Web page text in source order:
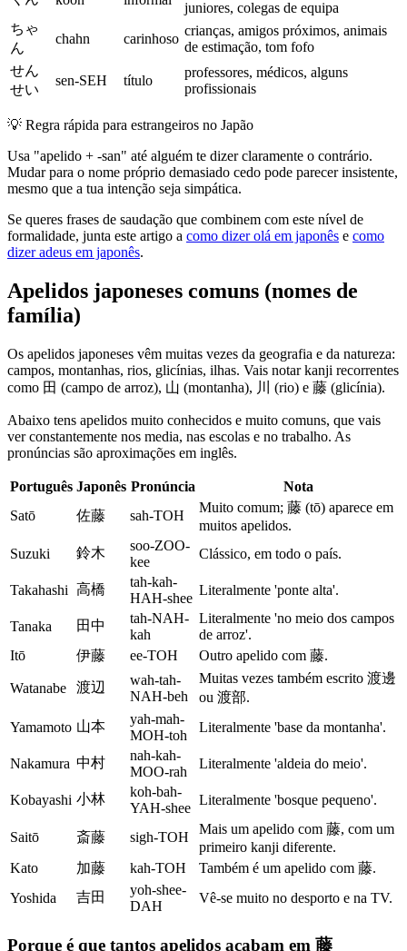
juniores, colegas de equipa
ちゃ
ん
chahn carinhoso
crianças, amigos próximos, animais
de estimação, tom fofo
せん
せい
sen-SEH título
professores, médicos, alguns
profissionais
💡 Regra rápida para estrangeiros no Japão
Usa "apelido + -san" até alguém te dizer claramente o contrário.
Mudar para o nome próprio demasiado cedo pode parecer insistente,
mesmo que a tua intenção seja simpática.
Se queres frases de saudação que combinem com este nível de
formalidade, junta este artigo a como dizer olá em japonês e como
dizer adeus em japonês.
Apelidos japoneses comuns (nomes de
família)
Os apelidos japoneses vêm muitas vezes da geografia e da natureza:
campos, montanhas, rios, glicínias, ilhas. Vais notar kanji recorrentes
como 田 (campo de arroz), 山 (montanha), 川 (rio) e 藤 (glicínia).
Abaixo tens apelidos muito conhecidos e muito comuns, que vais
ver constantemente nos media, nas escolas e no trabalho. As
pronúncias são aproximações em inglês.
Português Japonês Pronúncia
Nota
Satō
佐藤 sah-TOH
Muito comum; 藤 (tō) aparece em
muitos apelidos.
Suzuki
鈴木
soo-ZOO-
kee
Clássico, em todo o país.
Takahashi 高橋
tah-kah-
HAH-shee
Literalmente 'ponte alta'.
Tanaka 田中
tah-NAH-
kah
Literalmente 'no meio dos campos
de arroz'.
Itō
伊藤 ee-TOH Outro apelido com 藤.
Watanabe 渡辺
wah-tah-
NAH-beh
Muitas vezes também escrito 渡邊
ou 渡部.
Yamamoto 山本
yah-mah-
MOH-toh
Literalmente 'base da montanha'.
Nakamura 中村
nah-kah-
MOO-rah
Literalmente 'aldeia do meio'.
Kobayashi 小林
koh-bah-
YAH-shee
Literalmente 'bosque pequeno'.
Saitō 斎藤 sigh-TOH
Mais um apelido com 藤, com um
primeiro kanji diferente.
Kato
加藤 kah-TOH
Também é um apelido com 藤.
Yoshida
吉田
yoh-shee-
DAH
Vê-se muito no desporto e na TV.
Porque é que tantos apelidos acabam em 藤